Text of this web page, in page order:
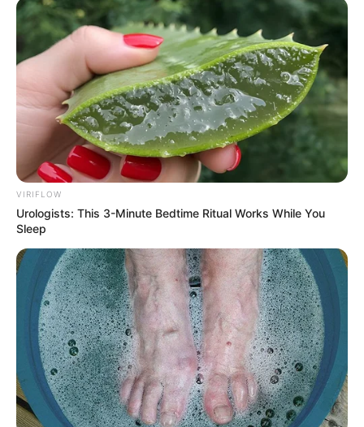
VIRIFLOW
Urologists: This 3-Minute Bedtime Ritual Works While You
Sleep